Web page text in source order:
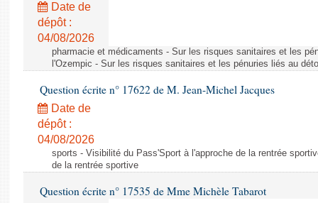
Date de
dépôt :
04/08/2026
pharmacie et médicaments - Sur les risques sanitaires et les
l'Ozempic - Sur les risques sanitaires et les pénuries liés au
Question écrite n° 17622 de M. Jean-Michel Jacques
Date de
dépôt :
04/08/2026
sports - Visibilité du Pass'Sport à l'approche de la rentrée
de la rentrée sportive
Question écrite n° 17535 de Mme Michèle Tabarot